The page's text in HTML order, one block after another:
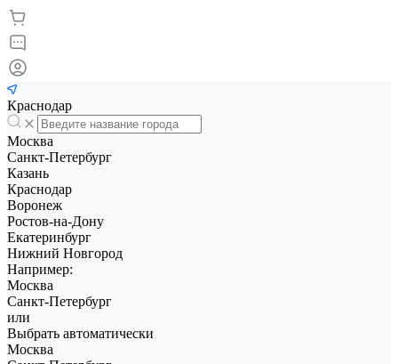
Краснодар
Москва
Санкт-Петербург
Казань
Краснодар
Воронеж
Ростов-на-Дону
Екатеринбург
Нижний Новгород
Например:
Москва
Санкт-Петербург
или
Выбрать автоматически
Москва